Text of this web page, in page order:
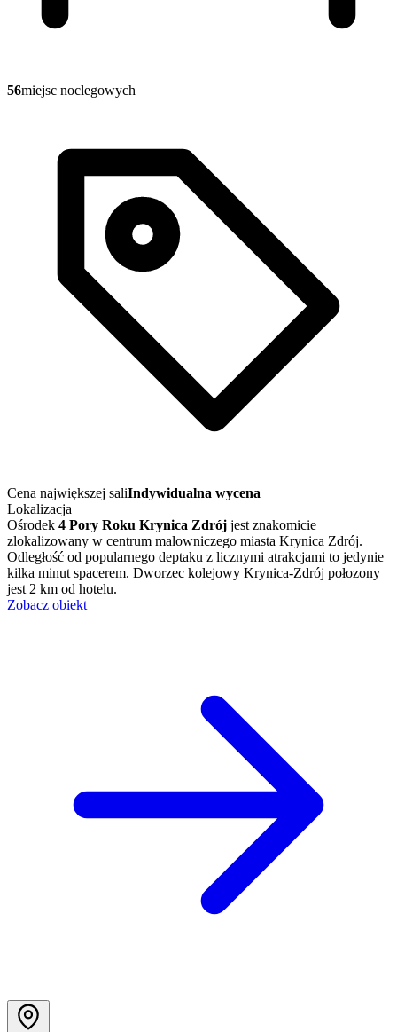
56miejsc noclegowych
Cena największej saliIndywidualna wycena
Lokalizacja
Ośrodek 4 Pory Roku Krynica Zdrój jest znakomicie
zlokalizowany w centrum malowniczego miasta Krynica Zdrój.
Odległość od popularnego deptaku z licznymi atrakcjami to jedynie
kilka minut spacerem. Dworzec kolejowy Krynica-Zdrój połozony
jest 2 km od hotelu.
Zobacz obiekt